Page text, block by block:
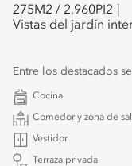
275M2 / 2,960PI2
Vistas del jardín
Entre los destacados
Cocina
Comedor y zona de
Vestidor
Terraza privada